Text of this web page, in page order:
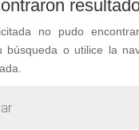
no pudo
búsqueda o utilice la